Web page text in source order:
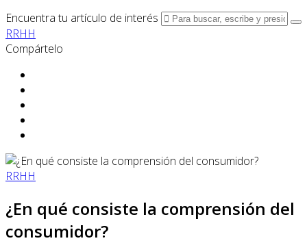
Encuentra tu artículo de interés
RRHH
Compártelo
RRHH
¿En qué consiste la comprensión del
consumidor?